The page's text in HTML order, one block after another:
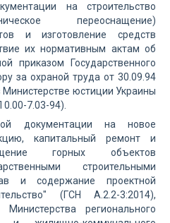
на строительство
переоснащение)
и изготовление средств
их нормативным актам об
приказом Государственного
за охраной труда от 30.09.94
юстиции Украины
7.03-94).
документации на новое
капитальный ремонт и
горных объектов
строительными
и содержание проектной
(ГСН А.2.2-3:2014),
регионального